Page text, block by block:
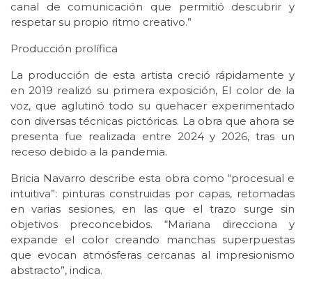
canal de comunicación que permitió descubrir y
respetar su propio ritmo creativo.”
Producción prolífica
La producción de esta artista creció rápidamente y
en 2019 realizó su primera exposición, El color de la
voz, que aglutinó todo su quehacer experimentado
con diversas técnicas pictóricas. La obra que ahora se
presenta fue realizada entre 2024 y 2026, tras un
receso debido a la pandemia.
Bricia Navarro describe esta obra como “procesual e
intuitiva”: pinturas construidas por capas, retomadas
en varias sesiones, en las que el trazo surge sin
objetivos preconcebidos. “Mariana direcciona y
expande el color creando manchas superpuestas
que evocan atmósferas cercanas al impresionismo
abstracto”, indica.